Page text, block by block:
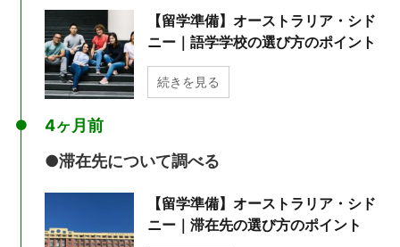
【留学準備】オーストラリア・シド
ニー｜語学学校の選び方のポイント
続きを見る
4ヶ月前
●滞在先について調べる
【留学準備】オーストラリア・シド
ニー｜滞在先の選び方のポイント